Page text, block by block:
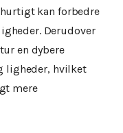
kan forbedre
Derudover
en dybere
ligheder, hvilket
mere